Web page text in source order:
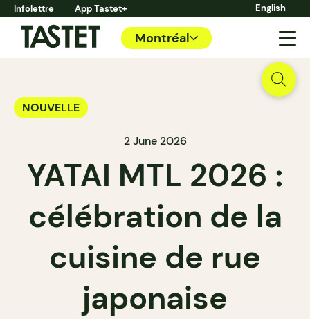
Infolettre App Tastet+ English
Montréal
NOUVELLE
2 June 2026
YATAI MTL 2026 :
célébration de la
cuisine de rue
japonaise